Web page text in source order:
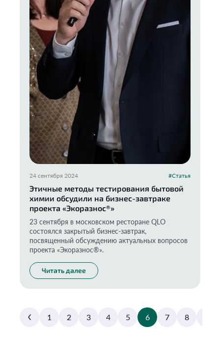
24 сентября 2024 #Статья
Этичные методы тестирования бытовой
химии обсудили на бизнес-завтраке
проекта «Экоразнос®️»
23 сентября в московском ресторане QLO
состоялся закрытый бизнес-завтрак,
посвященный обсуждению актуальных вопросов
проекта «Экоразнос®️».
Читать далее
1 2 3 4 5 6 7 8